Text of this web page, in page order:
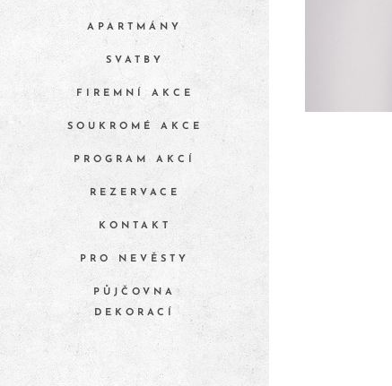
APARTMÁNY
SVATBY
FIREMNÍ AKCE
SOUKROMÉ AKCE
PROGRAM AKCÍ
REZERVACE
KONTAKT
PRO NEVĚSTY
PŮJČOVNA
DEKORACÍ